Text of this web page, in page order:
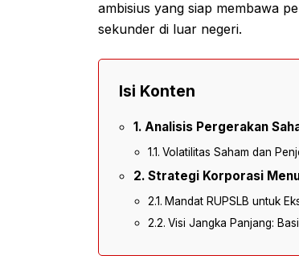
ambisius yang siap membawa
sekunder di luar negeri.
Isi Konten
Analisis Pergerakan
Volatilitas Saham dan
Strategi Korporasi
Mandat RUPSLB untuk
Visi Jangka Panjang: